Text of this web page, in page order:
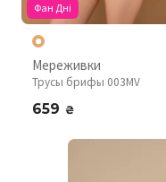
Фан Дні
Мереживки
Трусы брифы 003MV
659 ₴